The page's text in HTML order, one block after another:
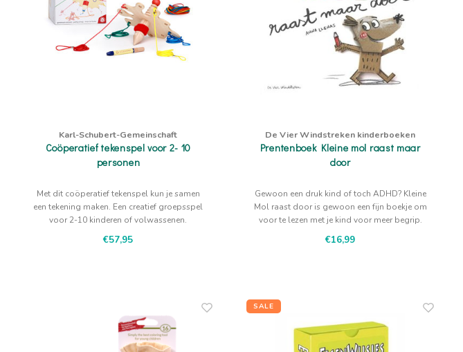
Karl-Schubert-Gemeinschaft
Coöperatief tekenspel voor 2- 10
personen
Met dit coöperatief tekenspel kun je samen
een tekening maken. Een creatief groepsspel
voor 2-10 kinderen of volwassenen.
€57,95
De Vier Windstreken kinderboeken
Prentenboek Kleine mol raast maar
door
Gewoon een druk kind of toch ADHD? Kleine
Mol raast door is gewoon een fijn boekje om
voor te lezen met je kind voor meer begrip.
€16,99
SALE